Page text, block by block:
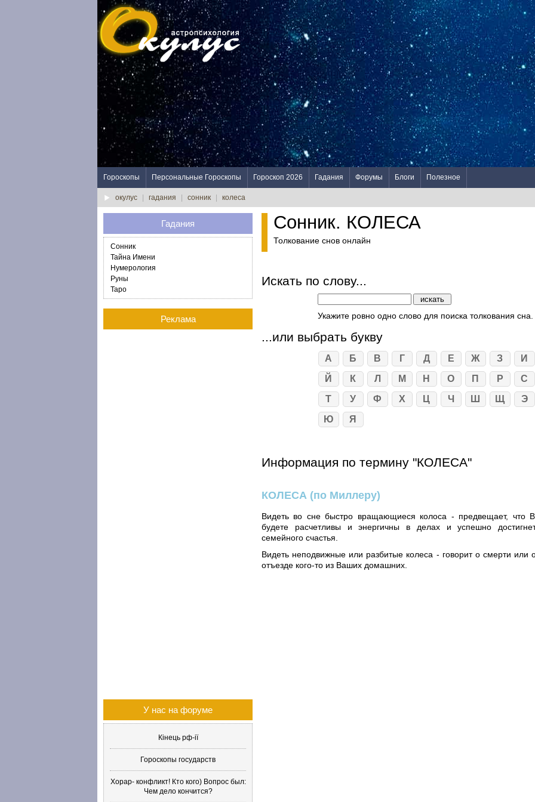
Гороскопы Персональные Гороскопы Гороскоп 2026 Гадания Форумы Блоги Полезное
окулус гадания сонник колеса
Сонник. КОЛЕСА
Толкование снов онлайн
Искать по слову...
Укажите ровно одно слово для поиска толкования сна.
...или выбрать букву
А Б В Г Д Е Ж З
И
Й
К Л М Н О П Р
С
Т
У Ф Х Ц Ч Ш Щ
Э
Ю
Я
Информация по термину "КОЛЕСА"
КОЛЕСА (по Миллеру)
Видеть во сне быстро вращающиеся колоса - предвещает, что
будете расчетливы и энергичны в делах и успешно
семейного счастья.
Видеть неподвижные или разбитые колеса - говорит о смерти или
отъезде кого-то из Ваших домашних.
Гадания
Сонник
Тайна Имени
Нумерология
Руны
Таро
Реклама
У нас на форуме
Кінець рф-ії
Гороскопы государств
Хорар- конфликт! Кто кого) Вопрос был:
Чем дело кончится?